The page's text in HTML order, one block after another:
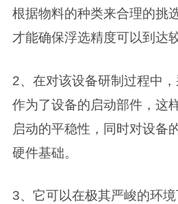
根据物料的种类来合理的挑
才能确保浮选精度可以到达
2、在对该设备研制过程中
作为了设备的启动部件，这
启动的平稳性，同时对设备
硬件基础。
3、它可以在极其严峻的环